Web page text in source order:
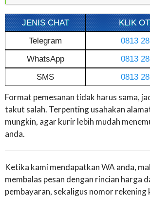
JENIS CHAT
KLIK
Telegram
0813
WhatsApp
0813
SMS
0813
Format pemesanan tidak harus sama,
takut salah. Terpenting usahakan
mungkin, agar kurir lebih mudah
anda.
Ketika kami mendapatkan WA anda,
membalas pesan dengan rincian harga
pembayaran, sekaligus nomor rekening